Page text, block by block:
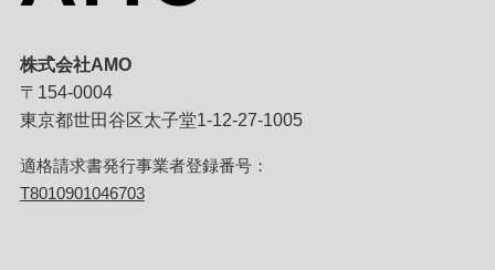
株式会社AMO
〒154-0004
東京都世田谷区太子堂1-12-27-1005
適格請求書発行事業者登録番号：
T8010901046703